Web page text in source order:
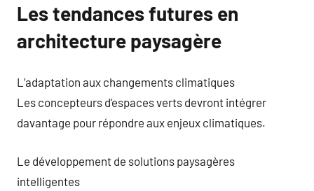
Les tendances futures en
architecture paysagère
L’adaptation aux changements climatiques
Les concepteurs d’espaces verts devront intégrer
davantage pour répondre aux enjeux climatiques.
Le développement de solutions paysagères
intelligentes